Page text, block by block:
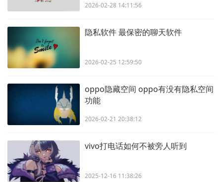
2026-02-28 14:11:56
隐私软件 最保密的聊天软件
2026-02-25 12:59:50
oppo隐藏空间 oppo有没有隐私空间
功能
2026-02-21 20:38:12
vivo打电话如何不被旁人听到
2025-12-16 11:38:26